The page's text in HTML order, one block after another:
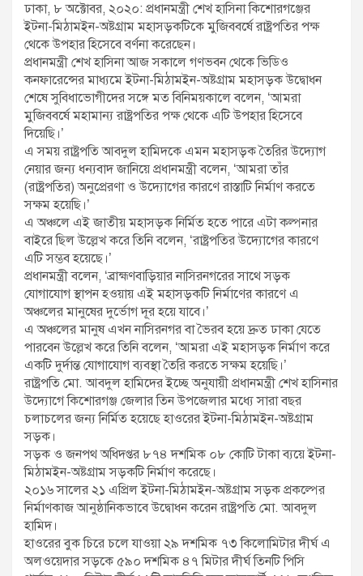
ঢাকা, ৮ অক্টোবর, ২০২০: প্রধানমন্ত্রী শেখ হাসিনা কিশোরগঞ্জের
ইটনা-মিঠামইন-অষ্টগ্রাম মহাসড়কটিকে মুজিববর্ষে রাষ্ট্রপতির পক্ষ
থেকে উপহার হিসেবে বর্ণনা করেছেন।
প্রধানমন্ত্রী শেখ হাসিনা আজ সকালে গণভবন থেকে ভিডিও
কনফারেন্সের মাধ্যমে ইটনা-মিঠামইন-অষ্টগ্রাম মহাসড়ক উদ্বোধন
শেষে সুবিধাভোগীদের সঙ্গে মত বিনিময়কালে বলেন, ‘আমরা
মুজিববর্ষে মহামান্য রাষ্ট্রপতির পক্ষ থেকে এটি উপহার হিসেবে
দিয়েছি।’
এ সময় রাষ্ট্রপতি আবদুল হামিদকে এমন মহাসড়ক তৈরির উদ্যোগ
নেয়ার জন্য ধন্যবাদ জানিয়ে প্রধানমন্ত্রী বলেন, ‘আমরা তাঁর
(রাষ্ট্রপতির) অনুপ্রেরণা ও উদ্যোগের কারণে রাস্তাটি নির্মাণ করতে
সক্ষম হয়েছি।’
এ অঞ্চলে এই জাতীয় মহাসড়ক নির্মিত হতে পারে এটা কল্পনার
বাইরে ছিল উল্লেখ করে তিনি বলেন, ‘রাষ্ট্রপতির উদ্যোগের কারণে
এটি সম্ভব হয়েছে।’
প্রধানমন্ত্রী বলেন, ‘ব্রাহ্মণবাড়িয়ার নাসিরনগরের সাথে সড়ক
যোগাযোগ স্থাপন হওয়ায় এই মহাসড়কটি নির্মাণের কারণে এ
অঞ্চলের মানুষের দুর্ভোগ দূর হয়ে যাবে।’
এ অঞ্চলের মানুষ এখন নাসিরনগর বা ভৈরব হয়ে দ্রুত ঢাকা যেতে
পারবেন উল্লেখ করে তিনি বলেন, ‘আমরা এই মহাসড়ক নির্মাণ করে
একটি দুর্দান্ত যোগাযোগ ব্যবস্থা তৈরি করতে সক্ষম হয়েছি।’
রাষ্ট্রপতি মো. আবদুল হামিদের ইচ্ছে অনুযায়ী প্রধানমন্ত্রী শেখ হাসিনার
উদ্যোগে কিশোরগঞ্জ জেলার তিন উপজেলার মধ্যে সারা বছর
চলাচলের জন্য নির্মিত হয়েছে হাওরের ইটনা-মিঠামইন-অষ্টগ্রাম
সড়ক।
সড়ক ও জনপথ অধিদপ্তর ৮৭৪ দশমিক ০৮ কোটি টাকা ব্যয়ে ইটনা-
মিঠামইন-অষ্টগ্রাম সড়কটি নির্মাণ করেছে।
২০১৬ সালের ২১ এপ্রিল ইটনা-মিঠামইন-অষ্টগ্রাম সড়ক প্রকল্পের
নির্মাণকাজ আনুষ্ঠানিকভাবে উদ্বোধন করেন রাষ্ট্রপতি মো. আবদুল
হামিদ।
হাওরের বুক চিরে চলে যাওয়া ২৯ দশমিক ৭৩ কিলোমিটার দীর্ঘ এ
অলওয়েদার সড়কে ৫৯০ দশমিক ৪৭ মিটার দীর্ঘ তিনটি পিসি